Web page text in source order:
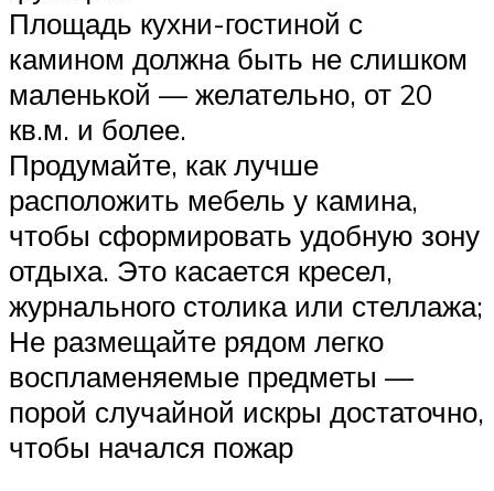
Площадь кухни-гостиной с
камином должна быть не слишком
маленькой — желательно, от 20
кв.м. и более.
Продумайте, как лучше
расположить мебель у камина,
чтобы сформировать удобную зону
отдыха. Это касается кресел,
журнального столика или стеллажа;
Не размещайте рядом легко
воспламеняемые предметы —
порой случайной искры достаточно,
чтобы начался пожар